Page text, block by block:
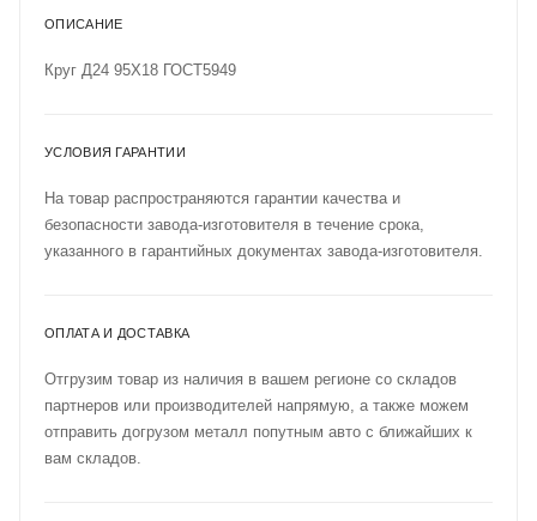
ОПИСАНИЕ
Круг Д24 95Х18 ГОСТ5949
УСЛОВИЯ ГАРАНТИИ
На товар распространяются гарантии качества и
безопасности завода-изготовителя в течение срока,
указанного в гарантийных документах завода-изготовителя.
ОПЛАТА И ДОСТАВКА
Отгрузим товар из наличия в вашем регионе со складов
партнеров или производителей напрямую, а также можем
отправить догрузом металл попутным авто с ближайших к
вам складов.